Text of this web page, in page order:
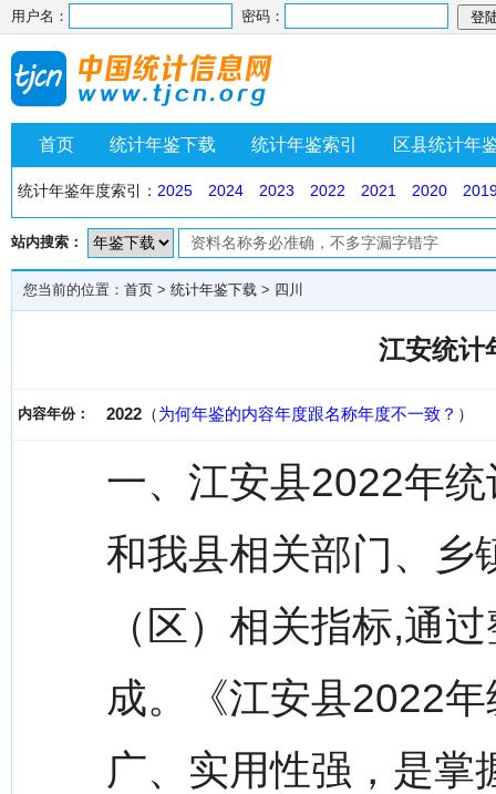
用户名： 密码：
首页 统计年鉴下载 统计年鉴索引 区县统计年
统计年鉴年度索引： 2025 2024 2023 2022 2021 2020
站内搜索：
您当前的位置： 首页 > 统计年鉴下载 > 四川
江安统计
内容年份： 2022 （为何年鉴的内容年度跟名称年度不一致？ ）
一、江安县2022年
和我县相关部门、乡
（区）相关指标,通
成。《江安县2022
广、实用性强，是掌